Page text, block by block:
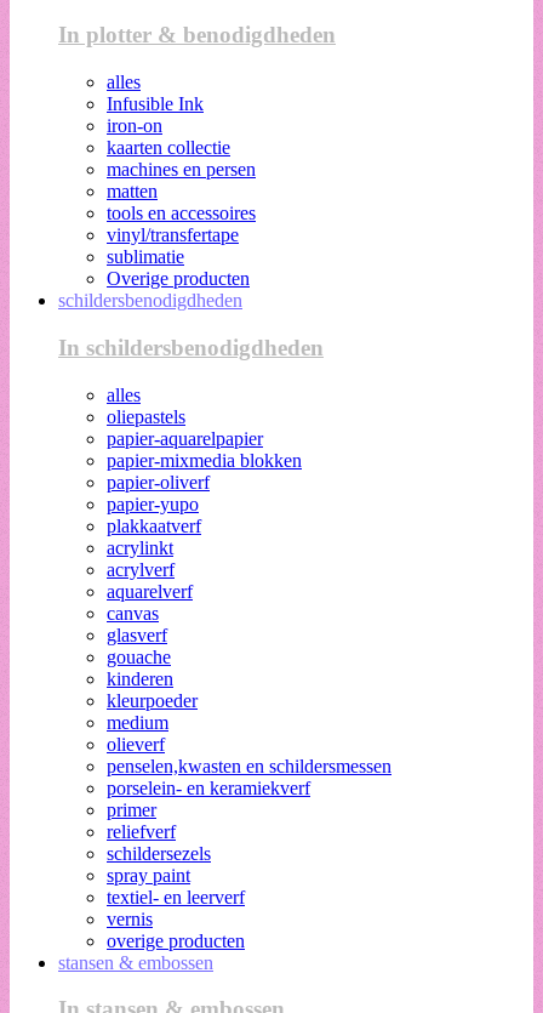
In plotter & benodigdheden
alles
Infusible Ink
iron-on
kaarten collectie
machines en persen
matten
tools en accessoires
vinyl/transfertape
sublimatie
Overige producten
schildersbenodigdheden
In schildersbenodigdheden
alles
oliepastels
papier-aquarelpapier
papier-mixmedia blokken
papier-oliverf
papier-yupo
plakkaatverf
acrylinkt
acrylverf
aquarelverf
canvas
glasverf
gouache
kinderen
kleurpoeder
medium
olieverf
penselen,kwasten en schildersmessen
porselein- en keramiekverf
primer
reliefverf
schildersezels
spray paint
textiel- en leerverf
vernis
overige producten
stansen & embossen